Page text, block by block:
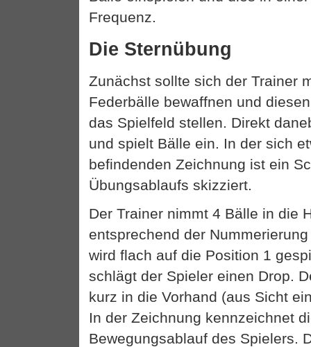
Frequenz.
Die Sternübung
Zunächst sollte sich der Trainer
Federbälle bewaffnen und
das Spielfeld stellen. Direkt
und spielt Bälle ein. In der sich
befindenden Zeichnung ist ein
Übungsablaufs skizziert.
Der Trainer nimmt 4 Bälle in die
entsprechend der
wird flach auf die Position 1
schlägt der Spieler einen Drop.
kurz in die Vorhand (aus Sicht
In der Zeichnung kennzeichnet
Bewegungsablauf des Spielers.